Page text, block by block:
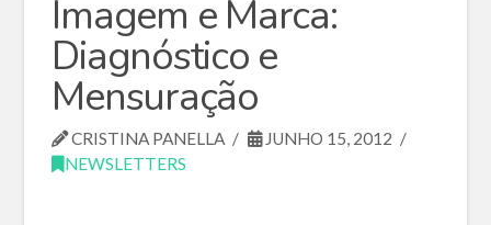
Imagem e Marca:
Diagnóstico e
Mensuração
CRISTINA PANELLA
JUNHO 15, 2012
NEWSLETTERS